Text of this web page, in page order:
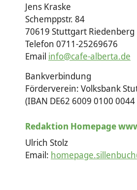
Jens Kraske
Schemppstr. 84
70619 Stuttgart Riedenberg
Telefon 0711-25269676
Email info@cafe-alberta.de
Bankverbindung
Förderverein: Volksbank
(IBAN DE62 6009 0100
Redaktion Homepage
Ulrich Stolz
Email: